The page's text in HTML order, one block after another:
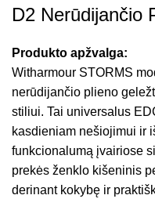
D2 Nerūdijančio
Produkto apžvalga:
Witharmour STORMS
nerūdijančio plieno
stiliui. Tai universalus
kasdieniam nešiojimui ir
funkcionalumą įvairiose
prekės ženklo kišeninis
derinant kokybę ir